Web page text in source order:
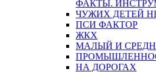
ФАКТЫ.
ЧУЖИХ ДЕТЕЙ
ПСИ ФАКТОР
ЖКХ
МАЛЫЙ И
НА ДОРОГАХ